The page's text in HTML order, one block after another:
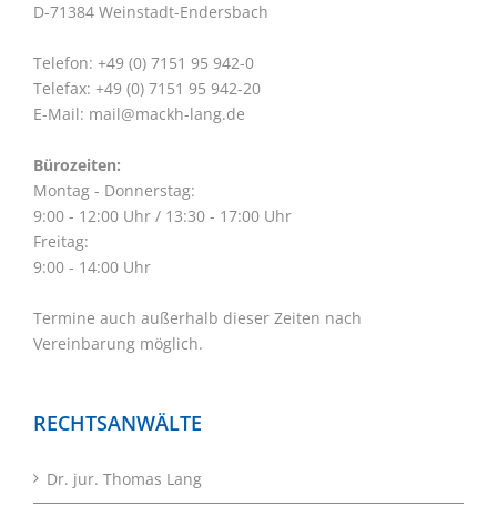
D-71384 Weinstadt-Endersbach
Telefon: +49 (0) 7151 95 942-0
Telefax: +49 (0) 7151 95 942-20
E-Mail: mail@mackh-lang.de
Bürozeiten:
Montag - Donnerstag:
9:00 - 12:00 Uhr / 13:30 - 17:00 Uhr
Freitag:
9:00 - 14:00 Uhr
Termine auch außerhalb dieser Zeiten nach
Vereinbarung möglich.
RECHTSANWÄLTE
Dr. jur. Thomas Lang